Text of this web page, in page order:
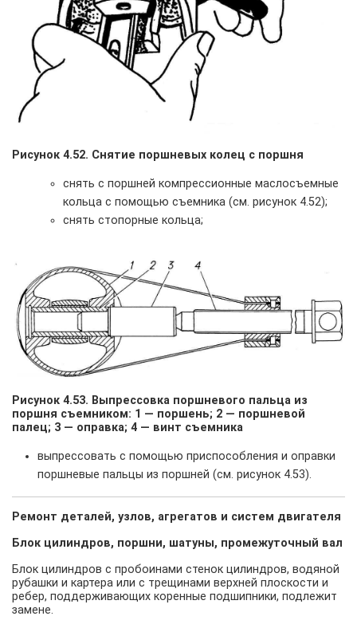
Рисунок 4.52. Снятие поршневых колец с поршня
снять с поршней компрессионные маслосъемные
кольца с помощью съемника (см. рисунок 4.52);
снять стопорные кольца;
Рисунок 4.53. Выпрессовка поршневого пальца из
поршня съемником: 1 — поршень; 2 — поршневой
палец; 3 — оправка; 4 — винт съемника
выпрессовать с помощью приспособления и оправки
поршневые пальцы из поршней (см. рисунок 4.53).
Ремонт деталей, узлов, агрегатов и систем двигателя
Блок цилиндров, поршни, шатуны, промежуточный вал
Блок цилиндров с пробоинами стенок цилиндров, водяной
рубашки и картера или с трещинами верхней плоскости и
ребер, поддерживающих коренные подшипники, подлежит
замене.